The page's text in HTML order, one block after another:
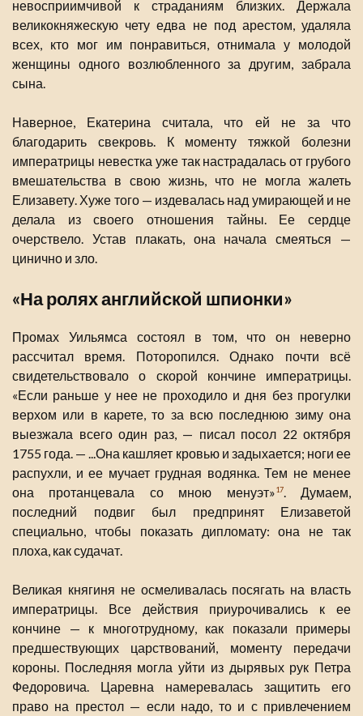
невосприимчивой к страданиям близких. Держала
великокняжескую чету едва не под арестом, удаляла
всех, кто мог им понравиться, отнимала у молодой
женщины одного возлюбленного за другим, забрала
сына.
Наверное, Екатерина считала, что ей не за что
благодарить свекровь. К моменту тяжкой болезни
императрицы невестка уже так настрадалась от грубого
вмешательства в свою жизнь, что не могла жалеть
Елизавету. Хуже того — издевалась над умирающей и не
делала из своего отношения тайны. Ее сердце
очерствело. Устав плакать, она начала смеяться —
цинично и зло.
«На ролях английской шпионки»
Промах Уильямса состоял в том, что он неверно
рассчитал время. Поторопился. Однако почти всё
свидетельствовало о скорой кончине императрицы.
«Если раньше у нее не проходило и дня без прогулки
верхом или в карете, то за всю последнюю зиму она
выезжала всего один раз, — писал посол 22 октября
1755 года. — ...Она кашляет кровью и задыхается; ноги ее
распухли, и ее мучает грудная водянка. Тем не менее
она протанцевала со мною менуэт»17. Думаем,
последний подвиг был предпринят Елизаветой
специально, чтобы показать дипломату: она не так
плоха, как судачат.
Великая княгиня не осмеливалась посягать на власть
императрицы. Все действия приурочивались к ее
кончине — к многотрудному, как показали примеры
предшествующих царствований, моменту передачи
короны. Последняя могла уйти из дырявых рук Петра
Федоровича. Царевна намеревалась защитить его
право на престол — если надо, то и с привлечением